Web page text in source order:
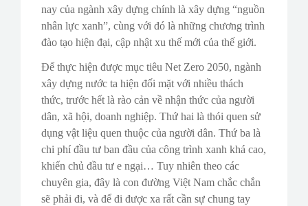
nay của ngành xây dựng chính là xây dựng “nguồn
nhân lực xanh”, cùng với đó là những chương trình
đào tạo hiện đại, cập nhật xu thế mới của thế giới.
Để thực hiện được mục tiêu Net Zero 2050, ngành
xây dựng nước ta hiện đối mặt với nhiều thách
thức, trước hết là rào cản về nhận thức của người
dân, xã hội, doanh nghiệp. Thứ hai là thói quen sử
dụng vật liệu quen thuộc của người dân. Thứ ba là
chi phí đầu tư ban đầu của công trình xanh khá cao,
khiến chủ đầu tư e ngại… Tuy nhiên theo các
chuyên gia, đây là con đường Việt Nam chắc chắn
sẽ phải đi, và để đi được xa rất cần sự chung tay